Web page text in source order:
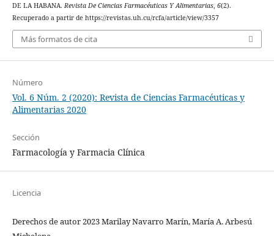
DE LA HABANA. Revista De Ciencias Farmacéuticas Y Alimentarias, 6(2).
Recuperado a partir de https://revistas.uh.cu/rcfa/article/view/3357
Más formatos de cita
Número
Vol. 6 Núm. 2 (2020): Revista de Ciencias Farmacéuticas y
Alimentarias 2020
Sección
Farmacología y Farmacia Clínica
Licencia
Derechos de autor 2023 Marilay Navarro Marín, María A. Arbesú